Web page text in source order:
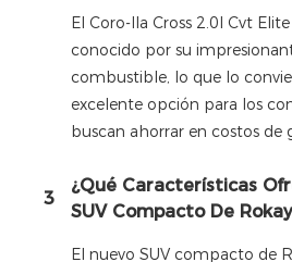
El Coro-lla Cross 2.0l Cvt
conocido por su
combustible, lo que lo
excelente opción para los
buscan ahorrar en costos de
3
¿Qué Características
SUV Compacto De
El nuevo SUV compacto de